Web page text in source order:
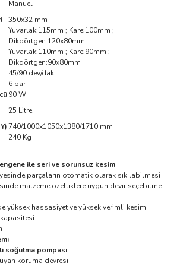
Manuel
350x32 mm
Yuvarlak:115mm ; Kare:100mm ;
Dikdörtgen:120x80mm
Yuvarlak:110mm ; Kare:90mm ;
Dikdörtgen:90x80mm
45/90 dev/dak
6 bar
90 W
25 Litre
740/1000x1050x1380/1710 mm
240 Kg
ile seri ve sorunsuz kesim
parçaların otomatik olarak sıkılabilmesi
malzeme özelliklere uygun devir seçebilme
yüksek hassasiyet ve yüksek verimli kesim
soğutma pompası
koruma devresi